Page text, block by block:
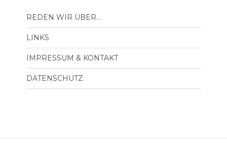
REDEN WIR ÜBER…
LINKS
IMPRESSUM & KONTAKT
DATENSCHUTZ